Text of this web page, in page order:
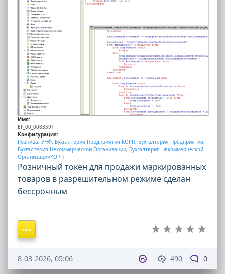
Имя:
EF_00_0083591
Конфигурация:
Розница, УНФ, Бухгалтерия Предприятия КОРП, Бухгалтерия Предприятия,
Бухгалтерия Некоммерческой Организации, Бухгалтерия Некоммерческой
ОрганизацииКОРП
Розничный токен для продажи маркированных
товаров в разрешительном режиме сделан
бессрочным
490 0
8-03-2026, 05:06